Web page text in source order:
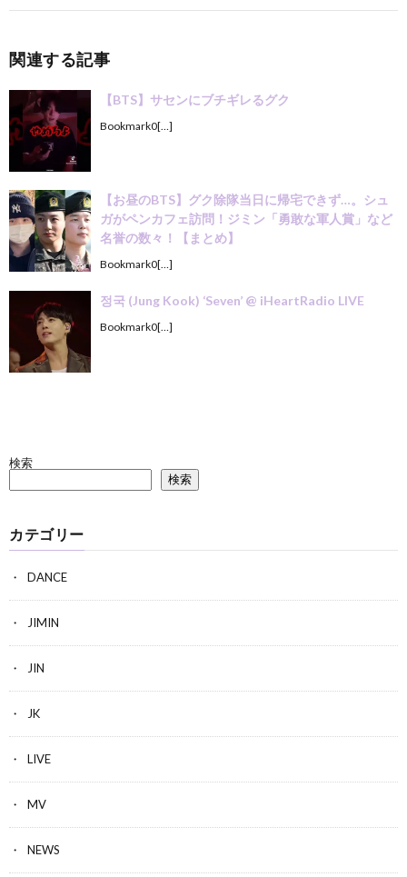
関連する記事
【BTS】サセンにブチギレるグク
Bookmark0[…]
【お昼のBTS】グク除隊当日に帰宅できず…。シュ
ガがペンカフェ訪問！ジミン「勇敢な軍人賞」など
名誉の数々！【まとめ】
Bookmark0[…]
정국 (Jung Kook) ‘Seven’ @ iHeartRadio LIVE
Bookmark0[…]
検索
検索
カテゴリー
DANCE
JIMIN
JIN
JK
LIVE
MV
NEWS